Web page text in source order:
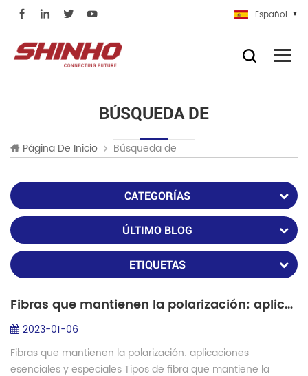
Español
BÚSQUEDA DE
Página De Inicio Búsqueda de
CATEGORÍAS
ÚLTIMO BLOG
ETIQUETAS
Fibras que mantienen la polarización: aplicaciones esenciales y especiales
2023-01-06
Fibras que mantienen la polarización: aplicaciones
esenciales y especiales Tipos de fibra que mantiene la